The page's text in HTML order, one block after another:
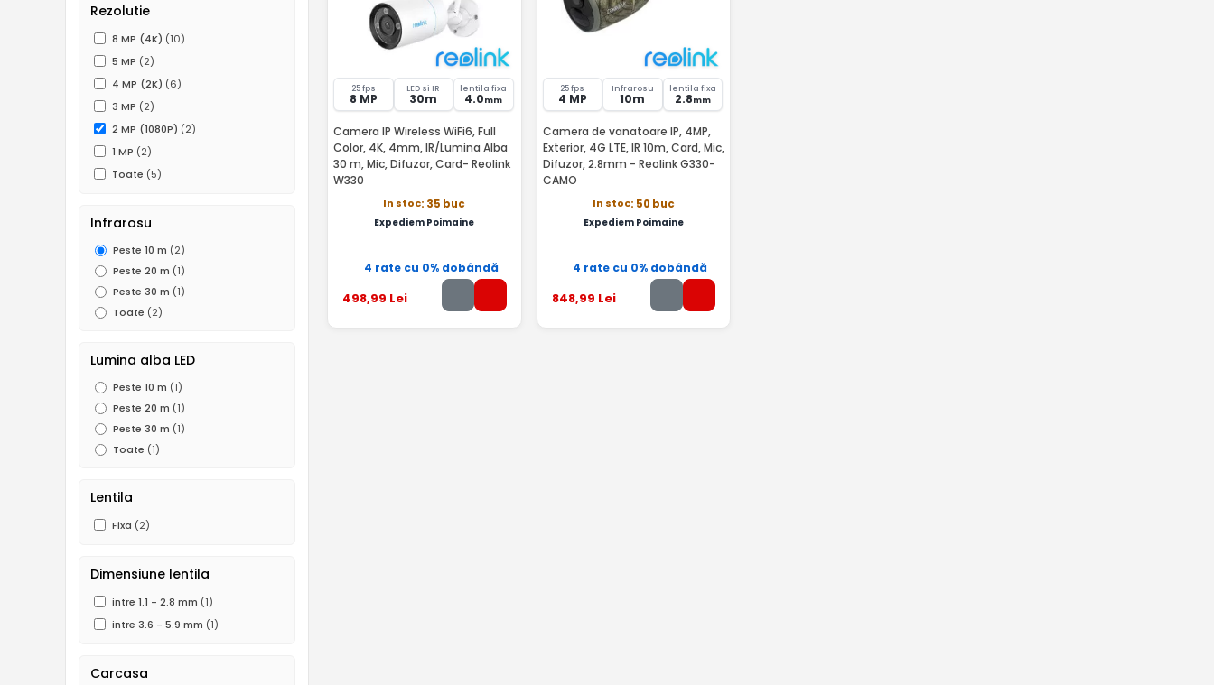
Rezolutie
8 MP (4K) (10)
5 MP (2)
4 MP (2K) (6)
3 MP (2)
2 MP (1080P) (2)
1 MP (2)
Toate (5)
Infrarosu
Peste 10 m (2)
Peste 20 m (1)
Peste 30 m (1)
Toate (2)
Lumina alba LED
Peste 10 m (1)
Peste 20 m (1)
Peste 30 m (1)
Toate (1)
Lentila
Fixa (2)
Dimensiune lentila
intre 1.1 - 2.8 mm (1)
intre 3.6 - 5.9 mm (1)
Carcasa
25 fps
8 MP
LED si IR
30m
lentila fixa
4.0mm
Camera IP Wireless WiFi6, Full
Color, 4K, 4mm, IR/Lumina Alba
30 m, Mic, Difuzor, Card- Reolink
W330
In stoc: 35 buc
Expediem Poimaine
4 rate cu 0% dobândă
498,99 Lei
25 fps
4 MP
Infrarosu
10m
lentila fixa
2.8mm
Camera de vanatoare IP, 4MP,
Exterior, 4G LTE, IR 10m, Card, Mic,
Difuzor, 2.8mm - Reolink G330-
CAMO
In stoc: 50 buc
Expediem Poimaine
4 rate cu 0% dobândă
848,99 Lei